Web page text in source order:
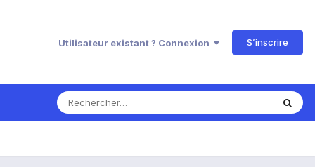
Utilisateur existant ? Connexion S’inscrire